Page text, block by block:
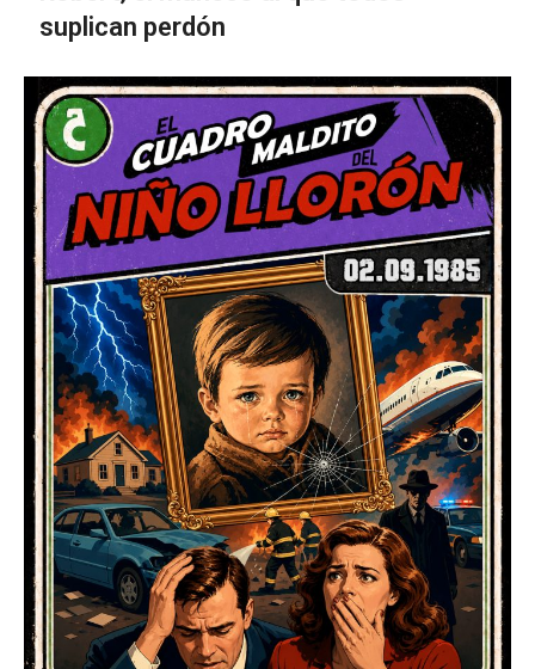
suplican perdón